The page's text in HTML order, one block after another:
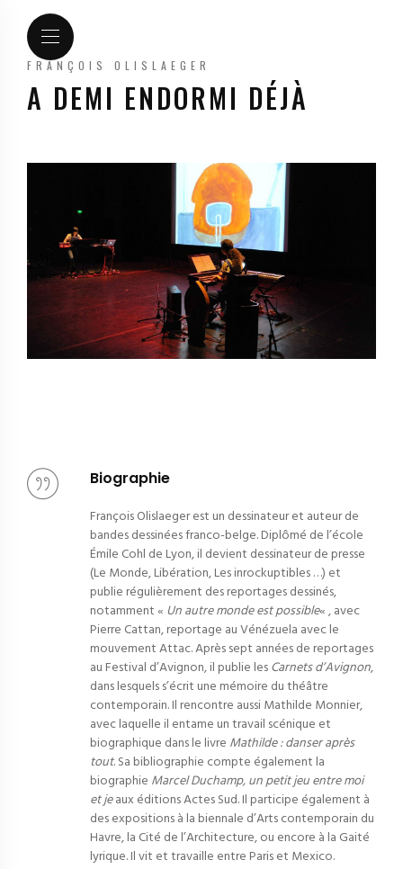
FRANÇOIS OLISLAEGER
A DEMI ENDORMI DÉJÀ
Biographie
François Olislaeger est un dessinateur et auteur de
bandes dessinées franco-belge. Diplômé de l’école
Émile Cohl de Lyon, il devient dessinateur de presse
(Le Monde, Libération, Les inrockuptibles …) et
publie régulièrement des reportages dessinés,
notamment « Un autre monde est possible« , avec
Pierre Cattan, reportage au Vénézuela avec le
mouvement Attac. Après sept années de reportages
au Festival d’Avignon, il publie lesCarnets d’Avignon,
dans lesquels s’écrit une mémoire du théâtre
contemporain. Il rencontre aussi Mathilde Monnier,
avec laquelle il entame un travail scénique et
biographique dans le livre Mathilde : danser après
tout. Sa bibliographie compte également la
biographie Marcel Duchamp, un petit jeu entre moi
et jeaux éditions Actes Sud. Il participe également à
des expositions à la biennale d’Arts contemporain du
Havre, la Cité de l’Architecture, ou encore à la Gaité
lyrique. Il vit et travaille entre Paris et Mexico.